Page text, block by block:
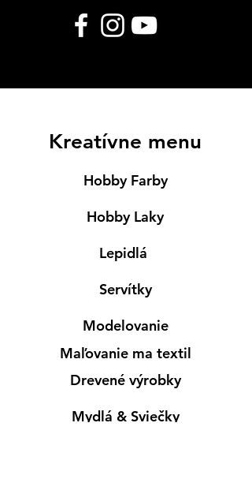
Kreatívne menu
Hobby Farby
Hobby Laky
Lepidlá
Servítky
Modelovanie
Maľovanie ma textil
Drevené výrobky
Mydlá & Sviečky